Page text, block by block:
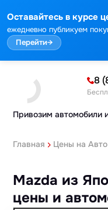
Оставайтесь в курсе
ежедневно публикуем
Перейти→
Привозим автомобили
8
Главная Цены на
Mazda из
цены и